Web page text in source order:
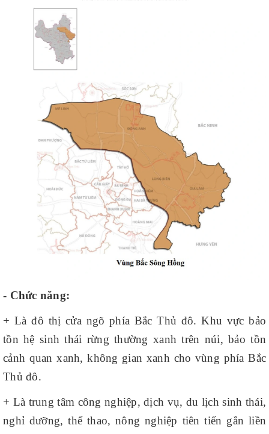
- Chức năng:
+ Là đô thị cửa ngõ phía Bắc Thủ đô. Khu vực bảo
tồn hệ sinh thái rừng thường xanh trên núi, bảo tồn
cảnh quan xanh, không gian xanh cho vùng phía Bắc
Thủ đô.
+ Là trung tâm công nghiệp, dịch vụ, du lịch sinh thái,
nghỉ dưỡng, thể thao, nông nghiệp tiên tiến gắn liền